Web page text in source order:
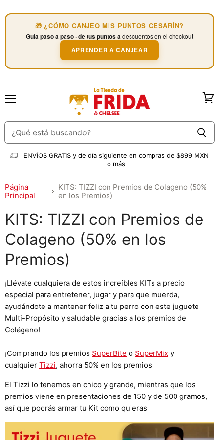
🎁 ¿CÓMO CANJEO MIS PUNTOS CESARÍN?
Guía paso a paso · de tus puntos adescuentos en el checkout
APRENDER A CANJEAR
ENVÍOS GRATIS y de día siguiente en compras de $899 MXN
o más
Página
Principal
KITS: TIZZI con Premios de Colageno (50%
en los Premios)
KITS: TIZZI con Premios de
Colageno (50% en los
Premios)
¡Llévate cualquiera de estos increíbles KITs a precio
especial para entretener, jugar y para que muerda,
ayudándote a mantener feliz a tu perro con este juguete
Multi-Propósito y saludable gracias a los premios de
Colágeno!
¡Comprando los premios SuperBite o SuperMix y
cualquier Tizzi, ahorra 50% en los premios!
El Tizzi lo tenemos en chico y grande, mientras que los
premios viene en presentaciones de 150 y de 500 gramos,
así que podrás armar tu Kit como quieras